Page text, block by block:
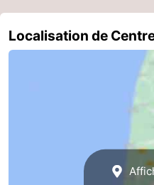
golf
Peche
Sportive
Boire
et
Événements
Localisation de